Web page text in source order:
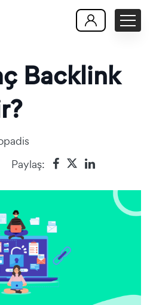
Backlink
Paylaş: